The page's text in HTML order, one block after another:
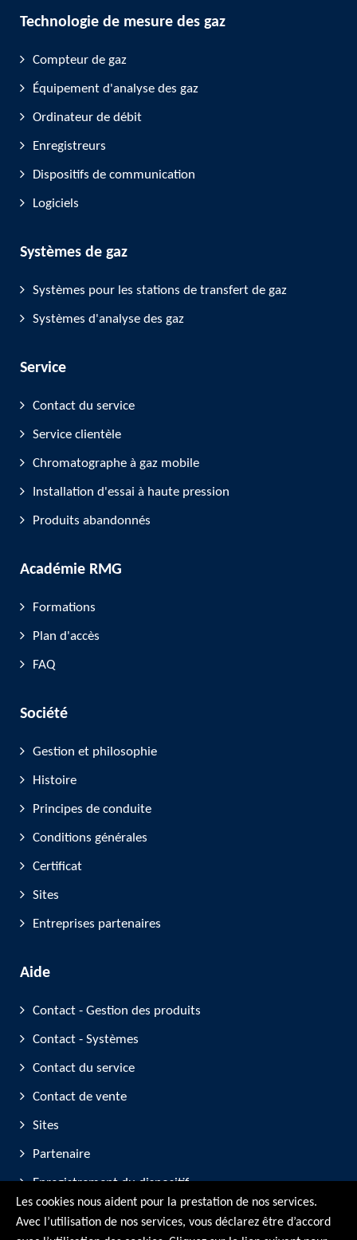
Technologie de mesure des gaz
Compteur de gaz
Équipement d'analyse des gaz
Ordinateur de débit
Enregistreurs
Dispositifs de communication
Logiciels
Systèmes de gaz
Systèmes pour les stations de transfert de gaz
Systèmes d'analyse des gaz
Service
Contact du service
Service clientèle
Chromatographe à gaz mobile
Installation d'essai à haute pression
Produits abandonnés
Académie RMG
Formations
Plan d'accès
FAQ
Société
Gestion et philosophie
Histoire
Principes de conduite
Conditions générales
Certificat
Sites
Entreprises partenaires
Aide
Contact - Gestion des produits
Contact - Systèmes
Contact du service
Contact de vente
Sites
Partenaire
Enregistrement du dispositif
Participation aux salons professionnels
Les cookies nous aident pour la prestation de nos services.
Avec l’utilisation de nos services, vous déclarez être d’accord